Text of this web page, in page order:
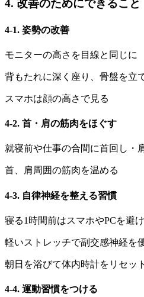
4. 改善のためにできること
4-1. 姿勢の改善
モニターの高さを目線と同じに
背もたれに深く座り、骨盤を立
スマホは顔の高さで見る
4-2. 首・肩の筋肉をほぐす
就寝前や仕事の合間に首回し・
首、肩周囲の筋肉を温める
4-3. 自律神経を整える習慣
寝る1時間前はスマホやPCを避
軽いストレッチで副交感神経を
朝日を浴びて体内時計をリセット
4-4. 運動習慣をつける